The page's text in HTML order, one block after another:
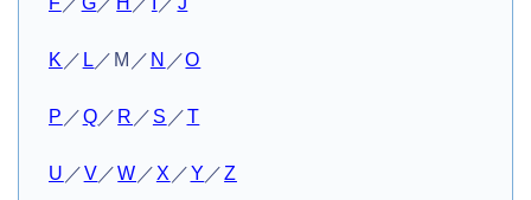
K ／ L ／M／ N ／O
P ／Q ／ R ／ S ／T
U ／V ／W ／ X ／Y ／Z